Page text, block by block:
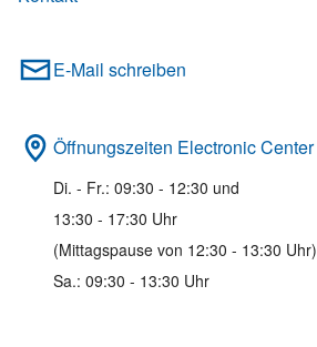
E-Mail schreiben
Öffnungszeiten Electronic Center
Di. - Fr.: 09:30 - 12:30 und
13:30 - 17:30 Uhr
(Mittagspause von 12:30 - 13:30 Uhr)
Sa.: 09:30 - 13:30 Uhr